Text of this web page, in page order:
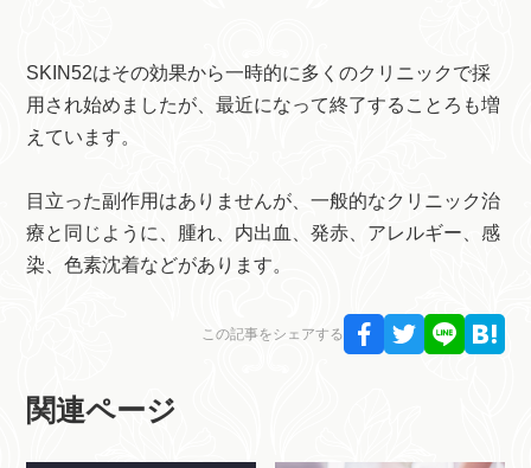
SKIN52はその効果から一時的に多くのクリニックで採
用され始めましたが、最近になって終了することろも増
えています。
目立った副作用はありませんが、一般的なクリニック治
療と同じように、腫れ、内出血、発赤、アレルギー、感
染、色素沈着などがあります。
この記事をシェアする
関連ページ